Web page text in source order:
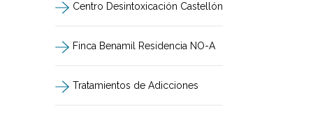
Centro Desintoxicación Castellón
Finca Benamil Residencia NO-A
Tratamientos de Adicciones